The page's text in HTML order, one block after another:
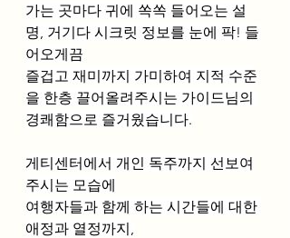
가는 곳마다 귀에 쏙쏙 들어오는 설
명, 거기다 시크릿 정보를 눈에 팍! 들
어오게끔
즐겁고 재미까지 가미하여 지적 수준
을 한층 끌어올려주시는 가이드님의
경쾌함으로 즐거웠습니다.
게티센터에서 개인 독주까지 선보여
주시는 모습에
여행자들과 함께 하는 시간들에 대한
애정과 열정까지,